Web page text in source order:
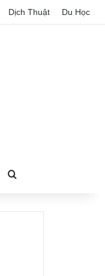
Dịch Thuật Du Học